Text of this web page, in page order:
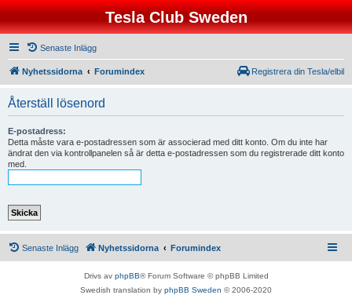
Tesla Club Sweden
Senaste Inlägg
Nyhetssidorna Forumindex Registrera din Tesla/elbil
Återställ lösenord
E-postadress:
Detta måste vara e-postadressen som är associerad med ditt konto. Om du inte har
ändrat den via kontrollpanelen så är detta e-postadressen som du registrerade ditt konto
med.
Senaste Inlägg Nyhetssidorna Forumindex
Drivs av phpBB® Forum Software © phpBB Limited
Swedish translation by phpBB Sweden © 2006-2020